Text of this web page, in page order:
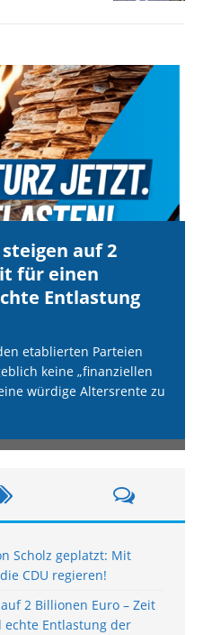
auf 2
für einen
Entlastung
etablierten Parteien
keine „finanziellen
würdige Altersrente zu
Scholz geplatzt: Mit
CDU regieren!
2 Billionen Euro – Zeit
Entlastung der